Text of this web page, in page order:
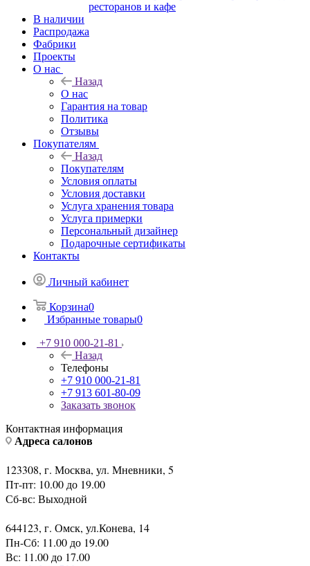
ресторанов и кафе
В наличии
Распродажа
Фабрики
Проекты
О нас
Назад
О нас
Гарантия на товар
Политика
Отзывы
Покупателям
Назад
Покупателям
Условия оплаты
Условия доставки
Услуга хранения товара
Услуга примерки
Персональный дизайнер
Подарочные сертификаты
Контакты
Личный кабинет
Корзина0
Избранные товары0
+7 910 000-21-81
Назад
Телефоны
+7 910 000-21-81
+7 913 601-80-09
Заказать звонок
Контактная информация
Адреса салонов
123308, г. Москва, ул. Мневники, 5
Пт-пт: 10.00 до 19.00
Сб-вс: Выходной
644123, г. Омск, ул.Конева, 14
Пн-Сб: 11.00 до 19.00
Вс: 11.00 до 17.00